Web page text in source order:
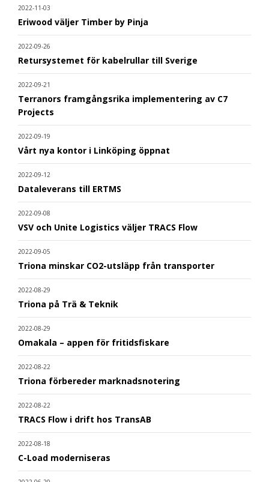
2022-11-03
Eriwood väljer Timber by Pinja
2022-09-26
Retursystemet för kabelrullar till Sverige
2022-09-21
Terranors framgångsrika implementering av C7
Projects
2022-09-19
Vårt nya kontor i Linköping öppnat
2022-09-12
Dataleverans till ERTMS
2022-09-08
VSV och Unite Logistics väljer TRACS Flow
2022-09-05
Triona minskar CO2-utsläpp från transporter
2022-08-29
Triona på Trä & Teknik
2022-08-29
Omakala – appen för fritidsfiskare
2022-08-22
Triona förbereder marknadsnotering
2022-08-22
TRACS Flow i drift hos TransAB
2022-08-18
C-Load moderniseras